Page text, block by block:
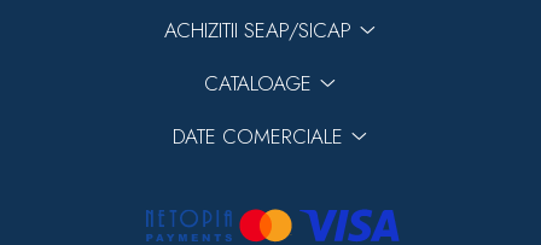
ACHIZITII SEAP/SICAP
CATALOAGE
DATE COMERCIALE